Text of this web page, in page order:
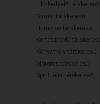
Filmkedvelő társkereső
Gamer társkereső
Humoros társkereső
Kertészkedő
Könyvmoly társkereső
Motoros társkereső
Spirituális társkereső